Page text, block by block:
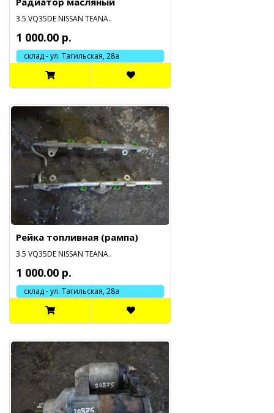
3.5 VQ35DE NISSAN TEANA..
1 000.00 р.
склад - ул. Тагильская, 28а
Рейка топливная (рампа)
3.5 VQ35DE NISSAN TEANA..
1 000.00 р.
склад - ул. Тагильская, 28а